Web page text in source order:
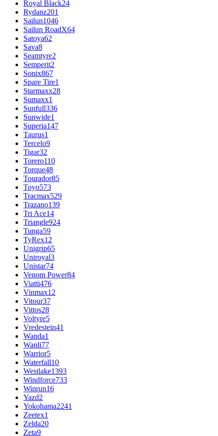
Royal Black24
Rydanz201
Sailun1046
Sailun RoadX64
Satoya62
Sava8
Seamtyre2
Semperit2
Sonix867
Spare Tire1
Starmaxx28
Sumaxx1
Sunfull336
Sunwide1
Superia147
Taurus1
Tercelo9
Tigar32
Torero110
Torque48
Tourador85
Toyo573
Tracmax529
Trazano139
Tri Ace14
Triangle924
Tunga59
TyRex12
Unigrip65
Uniroyal3
Unistar74
Venom Power84
Viatti476
Vinmax12
Vitour37
Vittos28
Voltyre5
Vredestein41
Wanda1
Wanli77
Warrior5
Waterfall10
Westlake1393
Windforce733
Winrun16
Yazd2
Yokohama2241
Zeetex1
Zelda20
Zeta9